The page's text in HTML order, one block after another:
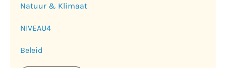
Natuur & Klimaat
NIVEAU4
Beleid